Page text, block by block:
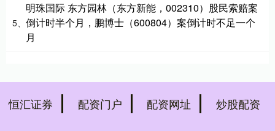
5、
明珠国际 东方园林（东方新能，002310）股民索赔案
倒计时半个月，鹏博士（600804）案倒计时不足一个
月
恒汇证券 配资门户 配资网址 炒股配资